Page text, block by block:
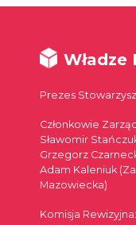
Władze
Prezes
Członkowie
Sławomir
Grzegorz
Adam Kaleniuk
Mazowiecka)
Komisja